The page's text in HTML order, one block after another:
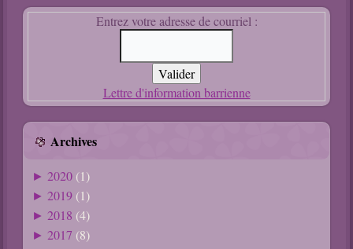
Entrez votre adresse de courriel :
Lettre d'information barrienne
Archives
►2020 (1)
►2019 (1)
►2018 (4)
►2017 (8)